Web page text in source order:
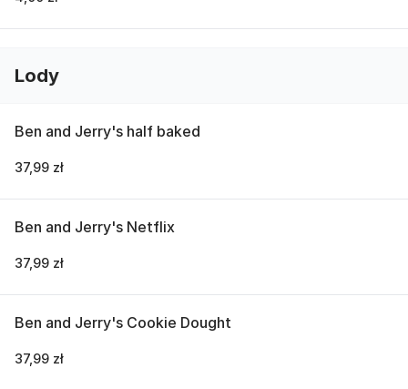
Lody
Ben and Jerry's half baked
37,99 zł
Ben and Jerry's Netflix
37,99 zł
Ben and Jerry's Cookie Dought
37,99 zł